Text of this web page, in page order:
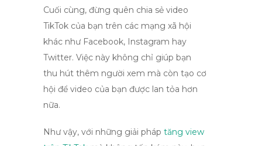
Cuối cùng, đừng quên chia sẻ video
TikTok của bạn trên các mạng xã hội
khác như Facebook, Instagram hay
Twitter. Việc này không chỉ giúp bạn
thu hút thêm người xem mà còn tạo cơ
hội để video của bạn được lan tỏa hơn
nữa.
Như vậy, với những giải pháp tăng view